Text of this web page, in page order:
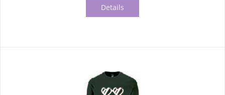
Details